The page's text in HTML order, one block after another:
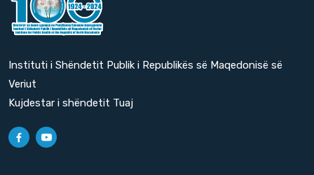
Instituti i Shëndetit Publik i Republikës së Maqedonisë së
Veriut
Kujdestar i shëndetit Tuaj